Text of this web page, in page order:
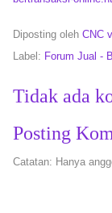
Diposting oleh CNC
Label: Forum Jual -
Tidak ada
Posting
Catatan: Hanya